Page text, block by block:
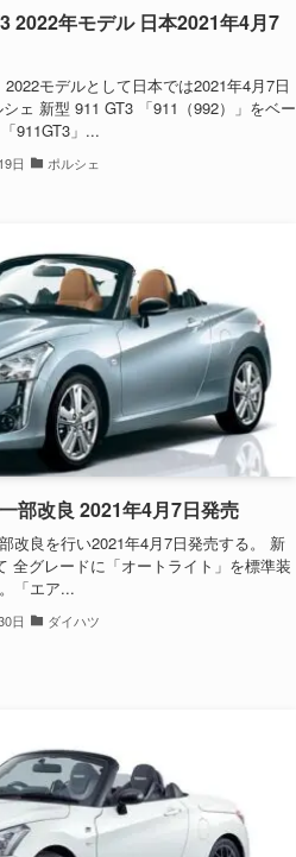
2022年モデル 日本2021年4月7
モデルとして日本では2021年4月7日
ェ 新型 911 GT3 「911（992）」をベー
911GT3」...
日 ポルシェ
部改良 2021年4月7日発売
改良を行い2021年4月7日発売する。 新
全グレードに「オートライト」を標準装
「エア...
日 ダイハツ